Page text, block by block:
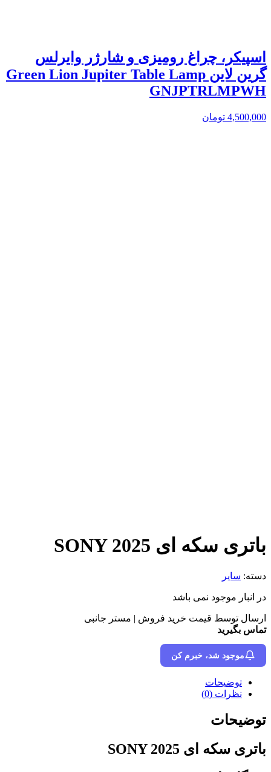
اسپیکر، چراغ رومیزی و شارژر وایرلس
گرین لاین Green Lion Jupiter Table Lamp
GNJPTRLMPWH
4,500,000 تومان
باتری سکه ای SONY 2025
دسته: سایر
در انبار موجود نمی باشد
ارسال توسط قیمت خرید فروش | مستر جانبی
تماس بگیرید
موجود شد، خبرم کن
توضیحات
نظرات (0)
توضیحات
باتری سکه ای SONY 2025